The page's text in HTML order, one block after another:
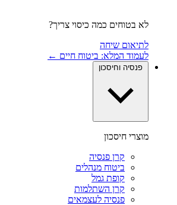
לא בטוחים כמה כיסוי צריך?
לתיאום שיחה
לעמוד המלא: ביטוח חיים ←
פנסיה וחיסכון
מוצרי חיסכון
קרן פנסיה
ביטוח מנהלים
קופת גמל
קרן השתלמות
פנסיה לעצמאים